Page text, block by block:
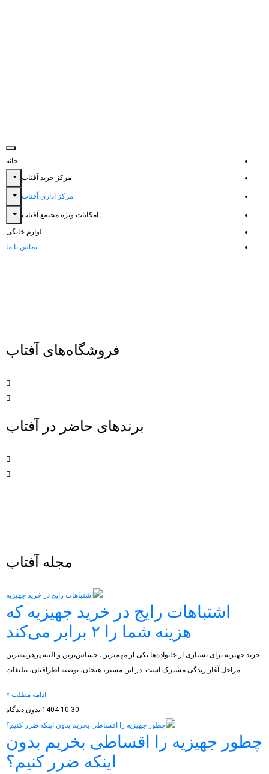
خانه
مرکز خرید آفتاب
مرکز اداری آفتاب
امکانات ویژه مجتمع آفتاب
لوازم خانگی
تماس با ما
فروشگاه‌‌های آفتاب
برندهای حاضر در آفتاب
مجله آفتاب
اشتباهات رایج در خرید جهیزیه که
هزینه شما را ۲ برابر می‌کند
خرید جهیزیه برای بسیاری از خانواده‌ها یکی از مهم‌ترین، حساس‌ترین و البته پرهزینه‌ترین
مراحل آغاز زندگی مشترک است. در این مسیر، هیجان، توصیه اطرافیان، تبلیغات
ادامه مطلب »
1404-10-30 بدون دیدگاه
چطور جهیزیه را اقساطی بخریم بدون
اینکه ضرر کنیم؟